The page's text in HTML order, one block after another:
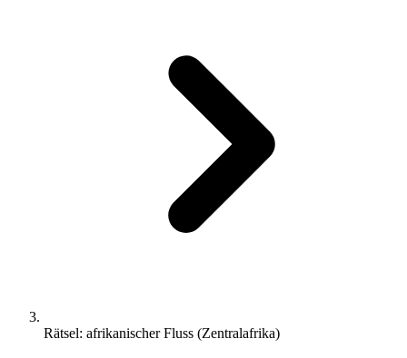
Rätsel: afrikanischer Fluss (Zentralafrika)